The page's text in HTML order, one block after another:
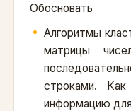
Обосновать
Алгоритмы
матрицы
строками.
информацию